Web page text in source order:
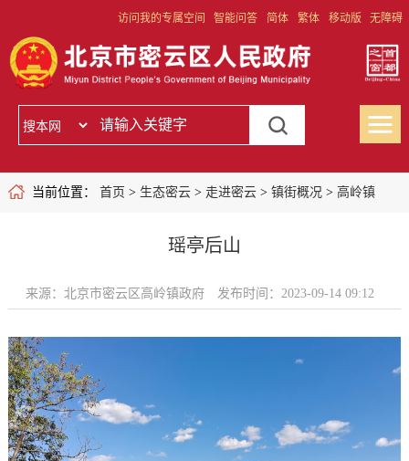
访问我的专属空间 智能问答 简体 繁体 移动版 无障碍
当前位置： 首页 > 生态密云> 走进密云> 镇街概况 > 高岭镇
瑶亭后山
来源：北京市密云区高岭镇政府 发布时间：2023-09-14 09:12